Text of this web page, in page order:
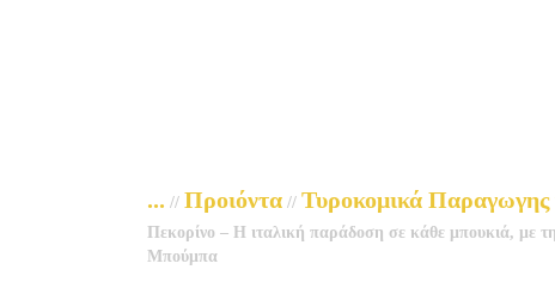
... // Προιόντα // Τυροκομικά Παραγωγης
Πεκορίνο – Η ιταλική παράδοση σε κάθε μπουκιά, με
Μπούμπα